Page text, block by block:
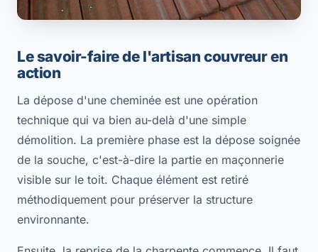
Le savoir-faire de l'artisan couvreur en
action
La dépose d'une cheminée est une opération
technique qui va bien au-delà d'une simple
démolition. La première phase est la dépose soignée
de la souche, c'est-à-dire la partie en maçonnerie
visible sur le toit. Chaque élément est retiré
méthodiquement pour préserver la structure
environnante.